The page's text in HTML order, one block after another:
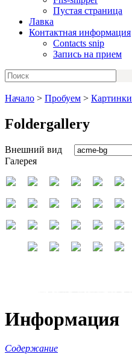
Пустая страница
Лавка
Контактная информация
Contacts snip
Запись на прием
Начало > Пробуем > Картинки
Foldergallery
Внешний вид
Галерея
Информация
Содержание